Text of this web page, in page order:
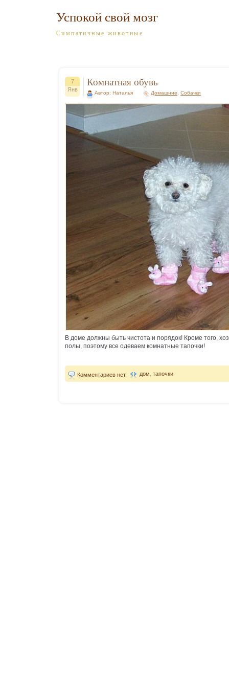
Успокой свой мозг
Симпатичные животные
7
Янв
Комнатная обувь
Автор: Наталья Домашние Собачки
В доме должны быть чистота и порядок! Кроме того,
полы, поэтому все одеваем комнатные тапочки!
Комментариев нет дом тапочки